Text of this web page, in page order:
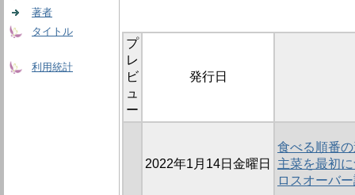
著者
タイトル
利用統計
プ
レ
ビ
ュ
ー
発行日
2022年1月14日金曜日
食べる順番
主菜を最初
ロスオーバ